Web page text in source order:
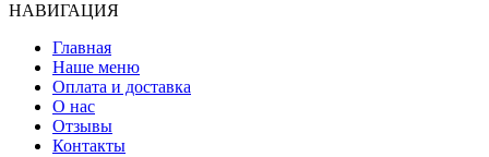
НАВИГАЦИЯ
Главная
Наше меню
Оплата и доставка
О нас
Отзывы
Контакты